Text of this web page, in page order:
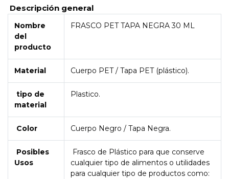
Descripción general
Nombre
del
producto
FRASCO PET TAPA NEGRA 30 ML
Material Cuerpo PET / Tapa PET (plástico).
tipo de
material
Plastico.
Color Cuerpo Negro / Tapa Negra.
Posibles
Usos
Frasco de Plástico para que conserve
cualquier tipo de alimentos o utilidades
para cualquier tipo de productos como: